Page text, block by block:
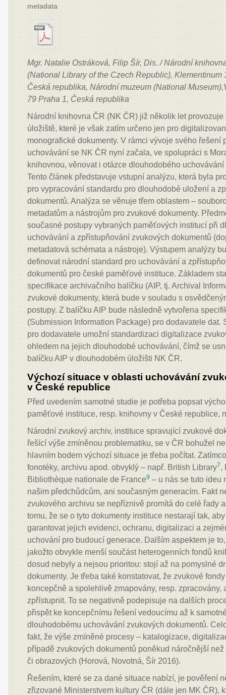
metadata
Mgr. Natalie Ostráková, Filip Šír, Dis. / Národní
(National Library of the Czech Republic), Klementinum
Česká republika, Národní muzeum (National
79 Praha 1, Česká republika
Národní knihovna ČR (NK ČR) již několik let
úložiště, které je však zatím určeno jen pro
monografické dokumenty. V rámci vývoje svého řešení
uchovávání se NK ČR nyní začala, ve spolupráci s
knihovnou, věnovat i otázce dlouhodobého
Tento článek představuje vstupní analýzu, která byla
pro vypracování standardu pro dlouhodobé uložení a
dokumentů. Analýza se věnuje třem oblastem –
metadatům a nástrojům pro zvukové dokumenty.
současné postupy vybraných paměťových institucí při
uchovávání a zpřístupňování zvukových dokumentů
metadatová schémata a nástroje). Výstupem analýzy
definovat národní standard pro uchovávání a
dokumentů pro české paměťové instituce. Základem
specifikace archivačního balíčku (AIP, tj. Archival
zvukové dokumenty, která bude v souladu s
postupy. Z balíčku AIP bude následně vytvořena
(Submission Information Package) pro dodavatele dat.
pro dodavatele umožní standardizaci digitalizace
ohledem na jejich dlouhodobé uchovávání, čímž se
balíčku AIP v dlouhodobém úložišti NK ČR.
Výchozí situace v oblasti uchovávání
v České republice
Před uvedením samotné studie je potřeba popsat
paměťové instituce, resp. knihovny v České republice,
Národní zvukový archiv, instituce spravující zvukové
řešící výše zmíněnou problematiku, se v ČR bohužel
hlavním bodem výchozí situace je třeba počítat.
fonotéky, archivu apod. obvyklý – např. British Library7,
Bibliothèque nationale de France9 – u nás se tuto ideu
našim předchůdcům, ani současným generacím. Fakt
zvukového archivu se nepříznivě promítá do celé řady
tomu, že se o tyto dokumenty instituce nestarají tak,
garantovat jejich evidenci, ochranu, digitalizaci a
uchování pro budoucí generace. Dalším aspektem je
jakožto obvykle menší součást heterogenních fondů
dosud nebyly a nejsou prioritou: stojí až na pomyslné
dokumenty. Je třeba také konstatovat, že zvukové
koncepčně a spolehlivě zmapovány, resp. zpracovány,
zpřístupnit. To se negativně podepisuje na dalších
přispět ke koncepčnímu řešení vedoucímu až k
dlouhodobému uchovávání zvukových dokumentů.
fakt, že výše zmíněné procesy – katalogizace,
případě zvukových dokumentů poněkud náročnější
či obrazových (Horová, Novotná, Šír 2016).
Řešením, které se za dané situace nabízí, je pověření
zřizované Ministerstvem kultury ČR (dále jen MK ČR),